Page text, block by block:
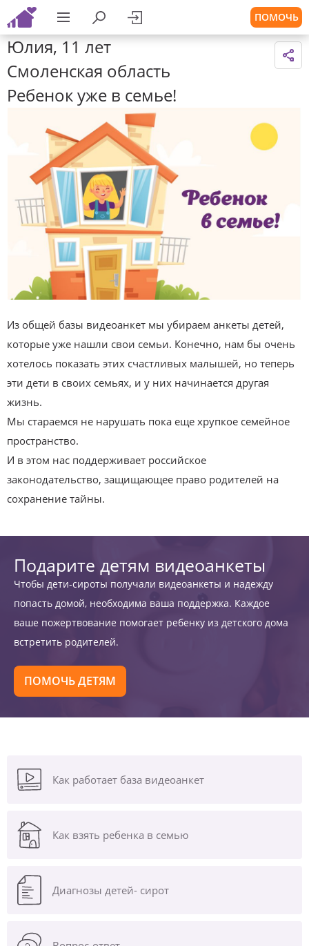
ПОМОЧЬ
Юлия, 11 лет
Смоленская область
Ребенок уже в семье!
Из общей базы видеоанкет мы убираем анкеты детей,
которые уже нашли свои семьи. Конечно, нам бы очень
хотелось показать этих счастливых малышей, но теперь
эти дети в своих семьях, и у них начинается другая
жизнь.
Мы стараемся не нарушать пока еще хрупкое семейное
пространство.
И в этом нас поддерживает российское
законодательство, защищающее право родителей на
сохранение тайны.
Подарите детям видеоанкеты
Чтобы дети-сироты получали видеоанкеты и надежду
попасть домой, необходима ваша поддержка. Каждое
ваше пожертвование помогает ребенку из детского дома
встретить родителей.
ПОМОЧЬ ДЕТЯМ
Как работает база видеоанкет
Как взять ребенка в семью
Диагнозы детей- сирот